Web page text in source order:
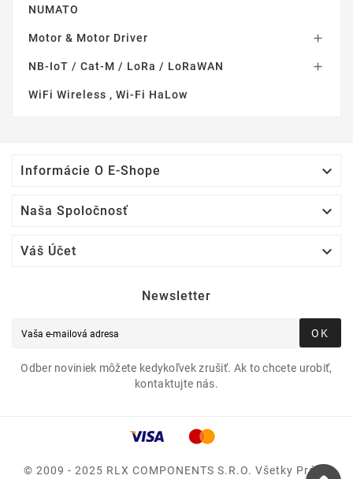
NUMATO
Motor & Motor Driver 
NB-IoT / Cat-M / LoRa / LoRaWAN 
WiFi Wireless , Wi-Fi HaLow
Informácie O E-Shope 
Naša Spoločnosť 
Váš Účet 
Newsletter
OK
Odber noviniek môžete kedykoľvek zrušiť. Ak to chcete urobiť,
kontaktujte nás.
© 2009 - 2025 RLX COMPONENTS S.r.o. Všetky Práva